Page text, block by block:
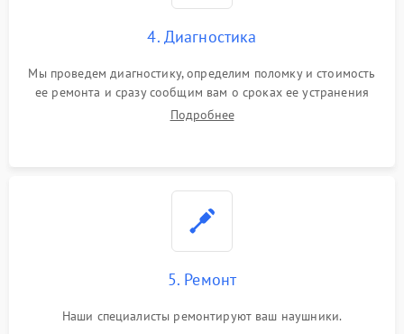
4. Диагностика
Мы проведем диагностику, определим поломку и стоимость
ее ремонта и сразу сообщим вам о сроках ее устранения
Подробнее
5. Ремонт
Наши специалисты ремонтируют ваш наушники.